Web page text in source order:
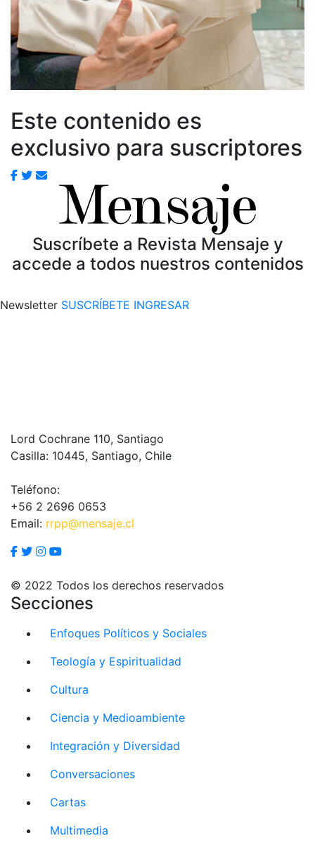
Este contenido es
exclusivo para suscriptores
Suscríbete a Revista Mensaje y
accede a todos nuestros contenidos
Newsletter SUSCRÍBETE INGRESAR
Lord Cochrane 110, Santiago
Casilla: 10445, Santiago, Chile
Teléfono:
+56 2 2696 0653
Email: rrpp@mensaje.cl
© 2022 Todos los derechos reservados
Secciones
Enfoques Políticos y Sociales
Teología y Espiritualidad
Cultura
Ciencia y Medioambiente
Integración y Diversidad
Conversaciones
Cartas
Multimedia